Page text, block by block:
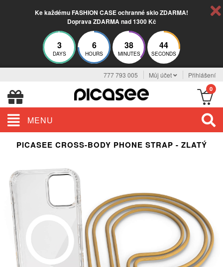
Ke každému FASHION CASE ochranné sklo ZDARMA!
Doprava ZDARMA nad 1300 Kč
3
DAYS
6
HOURS
38
MINUTES
43
SECONDS
777 793 005 Můj účet Přihlášení
0
MENU
PICASEE CROSS-BODY PHONE STRAP - ZLATÝ